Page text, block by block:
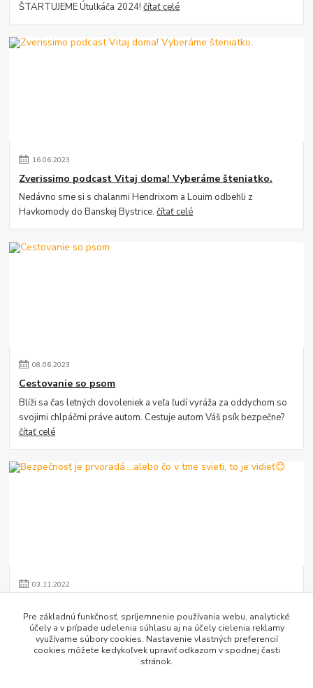
ŠTARTUJEME Útulkáča 2024!čítať celé
16.06.2023
Zverissimo podcast Vitaj doma! Vyberáme šteniatko.
Nedávno sme si s chalanmi Hendrixom a Louim odbehli z
Havkomody do Banskej Bystrice.čítať celé
08.06.2023
Cestovanie so psom
Blíži sa čas letných dovoleniek a veľa ľudí vyráža za oddychom so
svojimi chlpáčmi práve autom. Cestuje autom Váš psík bezpečne?
čítať celé
03.11.2022
vidieť😊
Myslite na bezpečnosť Vášho psíka v sychravom počasí alebo na
večernej prechádzke!čítať celé
Pre základnú funkčnosť, spríjemnenie používania webu, analytické
účely a v prípade udelenia súhlasu aj na účely cielenia reklamy
využívame súbory cookies. Nastavenie vlastných preferencií
cookies môžete kedykoľvek upraviť odkazom v spodnej časti
stránok.